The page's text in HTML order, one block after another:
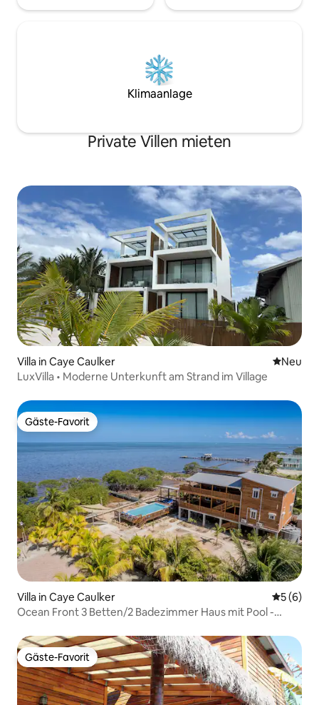
Klimaanlage
Private Villen mieten
Villa in Caye Caulker Neue
Neu
LuxVilla • Moderne Unterkunft am Strand im Village
Gäste-Favorit
Gäste-Favorit
Villa in Caye Caulker
5 (6)
Ocean Front 3 Betten/2 Badezimmer Haus mit Pool -
Gäste-Favorit
Gäste-Favorit